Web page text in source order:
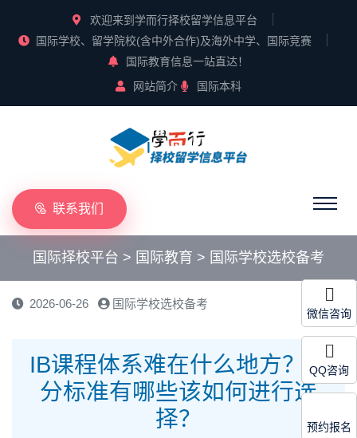
欢迎来到学而行择校留学信息平台
国际学校、留学院校(含中外合作)及海外中学、国际竞赛
国际教育信息一站直达！
网站简介
国际本科
联系我们
国际择校平台 > 国际教育 > 国际学校选校备考
2026-06-26 国际学校选校备考
IB课程体系难在什么地方？评
分标准有哪些该如何进行选
择？
微信咨询
QQ咨询
预约报名